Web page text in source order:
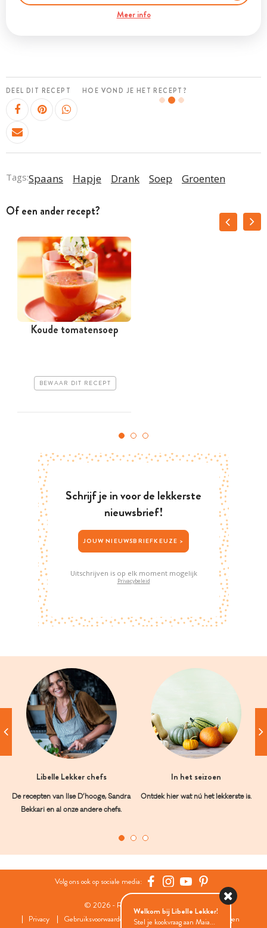
Meer info
DEEL DIT RECEPT HOE VOND JE HET RECEPT?
Tags:Spaans Hapje Drank Soep Groenten
Of een ander recept?
Koude tomatensoep
BEWAAR DIT RECEPT
Schrijf je in voor de lekkerste
nieuwsbrief!
JOUW NIEUWSBRIEFKEUZE >
Uitschrijven is op elk moment mogelijk
Privacybeleid
Libelle Lekker chefs
De recepten van Ilse D’hooge, Sandra
Bekkari en al onze andere chefs.
In het seizoen
Ontdek hier wat nú het lekkerste is.
Volg ons ook op sociale media:
© 2026 - Roularta Media Group
Privacy
Gebruiksvoorwaarden Cookies Cookies instellingen
Welkom bij Libelle Lekker!
Stel je kookvraag aan Maia...